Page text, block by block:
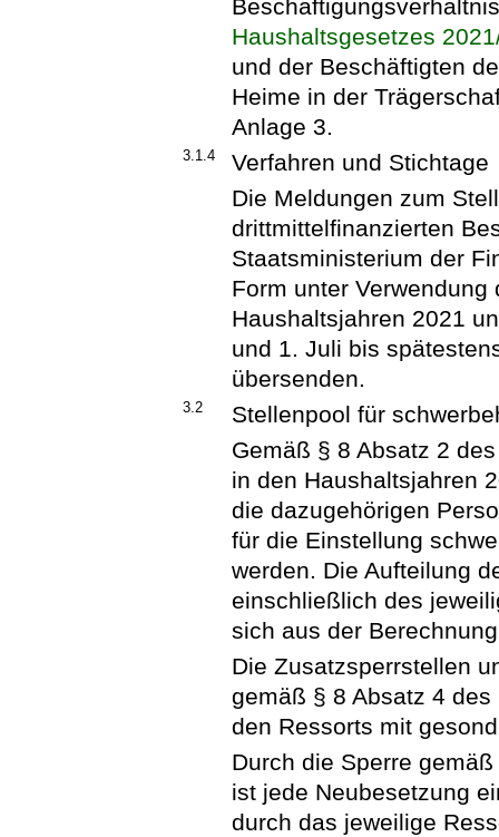
Haushaltsgesetzes
und der Beschäftigten
Heime in der
Anlage 3.
3.1.4
Verfahren und Stichtage
Die Meldungen zum
drittmittelfinanzierten
Staatsministerium der
Form unter
Haushaltsjahren 2021
und 1. Juli bis
übersenden.
3.2
Stellenpool für
Gemäß § 8 Absatz 2
in den Haushaltsjahren
die dazugehörigen
für die Einstellung
werden. Die Aufteilung
einschließlich des
sich aus der
Die Zusatzsperrstellen
gemäß § 8 Absatz 4 des
den Ressorts mit
Durch die Sperre
ist jede Neubesetzung
durch das jeweilige